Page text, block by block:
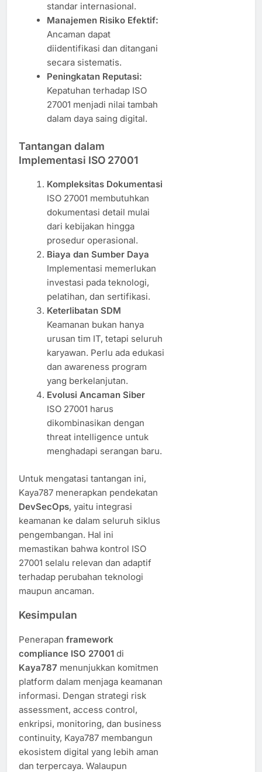
standar internasional.
Manajemen Risiko Efektif:
Ancaman dapat
diidentifikasi dan ditangani
secara sistematis.
Peningkatan Reputasi:
Kepatuhan terhadap ISO
27001 menjadi nilai tambah
dalam daya saing digital.
Tantangan dalam
Implementasi ISO 27001
Kompleksitas Dokumentasi
ISO 27001 membutuhkan
dokumentasi detail mulai
dari kebijakan hingga
prosedur operasional.
Biaya dan Sumber Daya
Implementasi memerlukan
investasi pada teknologi,
pelatihan, dan sertifikasi.
Keterlibatan SDM
Keamanan bukan hanya
urusan tim IT, tetapi seluruh
karyawan. Perlu ada edukasi
dan awareness program
yang berkelanjutan.
Evolusi Ancaman Siber
ISO 27001 harus
dikombinasikan dengan
threat intelligence untuk
menghadapi serangan baru.
Untuk mengatasi tantangan ini,
Kaya787 menerapkan pendekatan
DevSecOps, yaitu integrasi
keamanan ke dalam seluruh siklus
pengembangan. Hal ini
memastikan bahwa kontrol ISO
27001 selalu relevan dan adaptif
terhadap perubahan teknologi
maupun ancaman.
Kesimpulan
Penerapan framework
compliance ISO 27001 di
Kaya787 menunjukkan komitmen
platform dalam menjaga keamanan
informasi. Dengan strategi risk
assessment, access control,
enkripsi, monitoring, dan business
continuity, Kaya787 membangun
ekosistem digital yang lebih aman
dan terpercaya. Walaupun